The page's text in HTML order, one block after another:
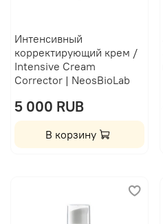
Интенсивный
корректирующий крем /
Intensive Cream
Corrector | NeosBioLab
5 000 RUB
В корзину